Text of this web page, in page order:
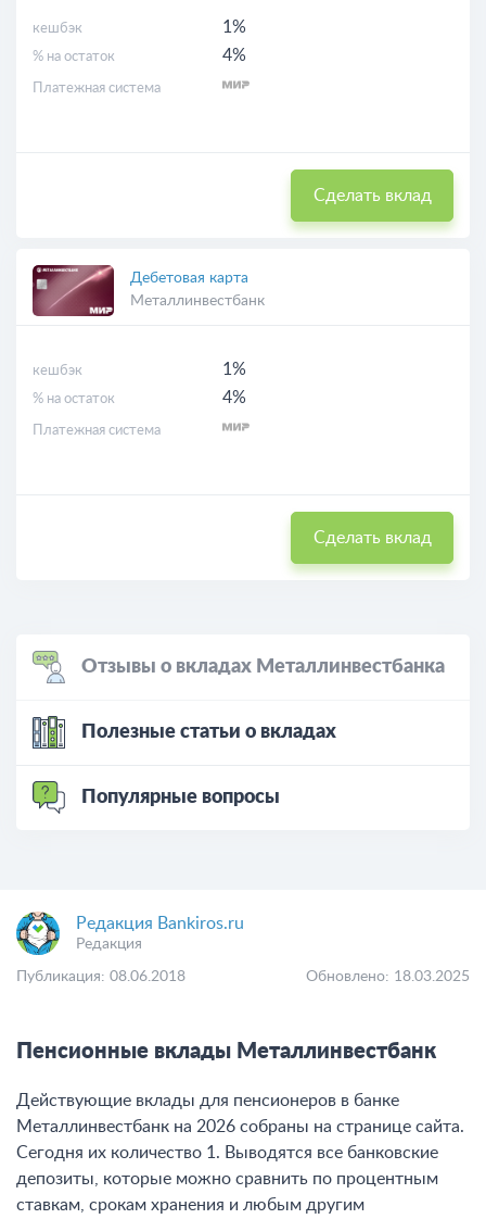
кешбэк 1%
% на остаток 4%
Платежная система
Сделать вклад
Дебетовая карта
Металлинвестбанк
кешбэк 1%
% на остаток 4%
Платежная система
Сделать вклад
Отзывы о вкладах Металлинвестбанка
Полезные статьи о вкладах
Популярные вопросы
Редакция Bankiros.ru
Редакция
Публикация: 08.06.2018 Обновлено: 18.03.2025
Пенсионные вклады Металлинвестбанк
Действующие вклады для пенсионеров в банке
Металлинвестбанк на 2026 собраны на странице сайта.
Сегодня их количество 1. Выводятся все банковские
депозиты, которые можно сравнить по процентным
ставкам, срокам хранения и любым другим